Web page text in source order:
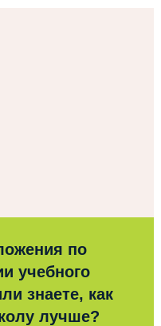
по
учебного
знаете, как
лучше?